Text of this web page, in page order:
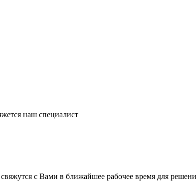
наш специалист
с Вами в ближайшее рабочее время для